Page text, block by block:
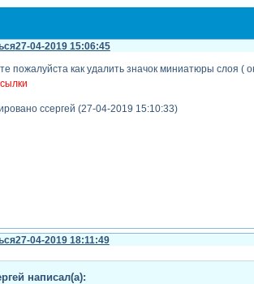
27-04-2019 15:06:45
пожалуйста как удалить значок миниатюры слоя (
cсергей (27-04-2019 15:10:33)
27-04-2019 18:11:49
написал(а):